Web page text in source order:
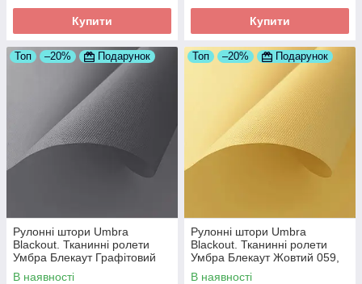
Купити Купити
Топ –20% Подарунок
Рулонні штори Umbra
Blackout. Тканинні ролети
Умбра Блекаут Графітовий
061, 350
В наявності
Топ –20% Подарунок
Рулонні штори Umbra
Blackout. Тканинні ролети
Умбра Блекаут Жовтий 059,
650
В наявності